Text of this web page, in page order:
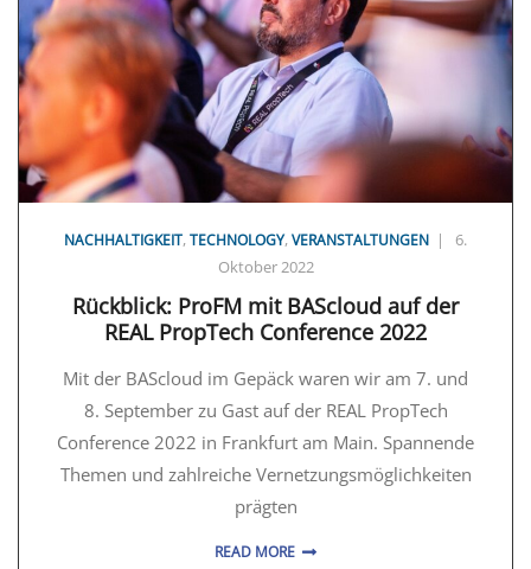
NACHHALTIGKEIT,TECHNOLOGY,VERANSTALTUNGEN | 6.
Oktober 2022
Rückblick: ProFM mit BAScloud auf der
REAL PropTech Conference 2022
Mit der BAScloud im Gepäck waren wir am 7. und
8. September zu Gast auf der REAL PropTech
Conference 2022 in Frankfurt am Main. Spannende
Themen und zahlreiche Vernetzungsmöglichkeiten
prägten
READ MORE